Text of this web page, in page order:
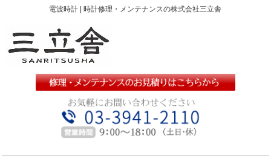
電波時計 | 時計修理・メンテナンスの株式会社三立舎